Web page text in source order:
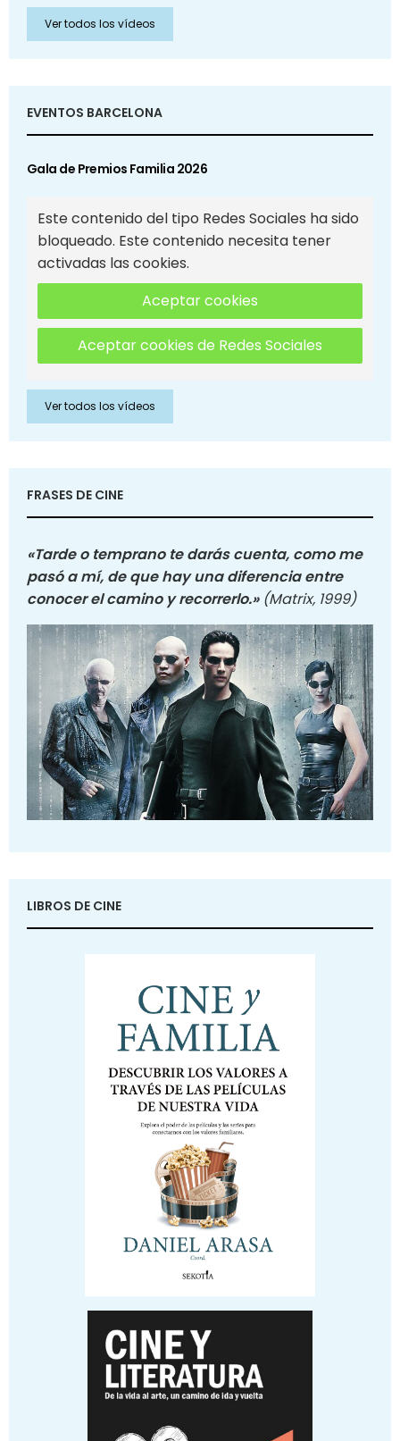
Ver todos los vídeos
EVENTOS BARCELONA
Gala de Premios Familia 2026
Este contenido del tipo Redes Sociales ha sido
bloqueado. Este contenido necesita tener
activadas las cookies.
Aceptar cookies
Aceptar cookies de Redes Sociales
Ver todos los vídeos
FRASES DE CINE
«Tarde o temprano te darás cuenta, como me
pasó a mí, de que hay una diferencia entre
conocer el camino y recorrerlo.» (Matrix, 1999)
LIBROS DE CINE